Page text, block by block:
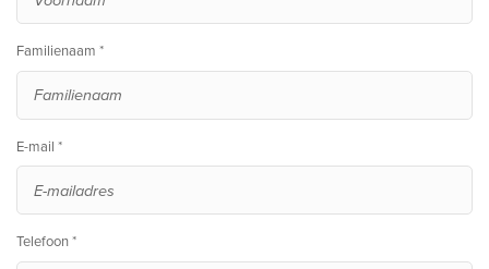
Familienaam *
E-mail *
Telefoon *